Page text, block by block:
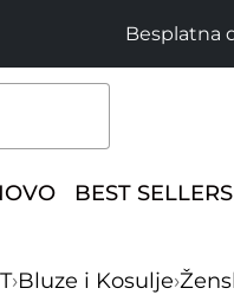
Besplatna
BEST SELLERS
›Bluze i Kosulje›